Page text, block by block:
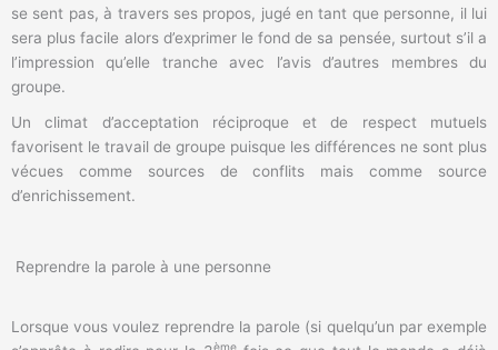
se sent pas, à travers ses propos, jugé en tant que personne, il lui
sera plus facile alors d’exprimer le fond de sa pensée, surtout s’il a
l’impression qu’elle tranche avec l’avis d’autres membres du
groupe.
Un climat d’acceptation réciproque et de respect mutuels
favorisent le travail de groupe puisque les différences ne sont plus
vécues comme sources de conflits mais comme source
d’enrichissement.
Reprendre la parole à une personne
Lorsque vous voulez reprendre la parole (si quelqu’un par exemple
ème